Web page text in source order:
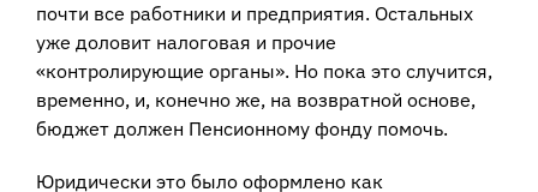
почти все работники и предприятия. Остальных
уже доловит налоговая и прочие
«контролирующие органы». Но пока это случится,
временно, и, конечно же, на возвратной основе,
бюджет должен Пенсионному фонду помочь.
Юридически это было оформлено как